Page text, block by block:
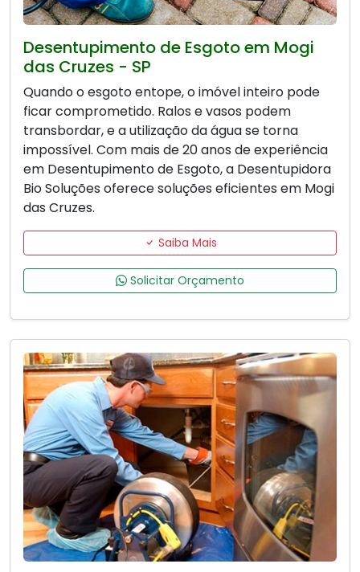
Desentupimento de Esgoto em Mogi
das Cruzes - SP
Quando o esgoto entope, o imóvel inteiro pode
ficar comprometido. Ralos e vasos podem
transbordar, e a utilização da água se torna
impossível. Com mais de 20 anos de experiência
em Desentupimento de Esgoto, a Desentupidora
Bio Soluções oferece soluções eficientes em Mogi
das Cruzes.
Saiba Mais
Solicitar Orçamento